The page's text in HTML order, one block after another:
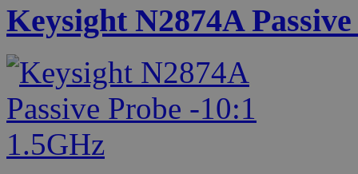
Keysight N2874A